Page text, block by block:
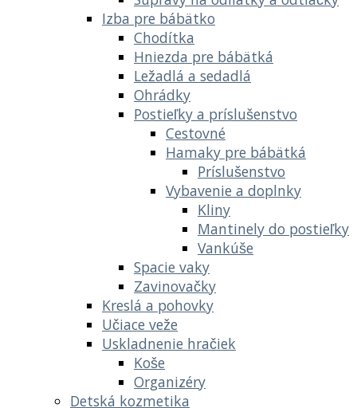
Izba pre bábätko
Chodítka
Hniezda pre bábätká
Ležadlá a sedadlá
Ohrádky
Postieľky a príslušenstvo
Cestovné
Hamaky pre bábätká
Príslušenstvo
Vybavenie a doplnky
Kliny
Mantinely do postieľky
Vankúše
Spacie vaky
Zavinovačky
Kreslá a pohovky
Učiace veže
Uskladnenie hračiek
Koše
Organizéry
Detská kozmetika